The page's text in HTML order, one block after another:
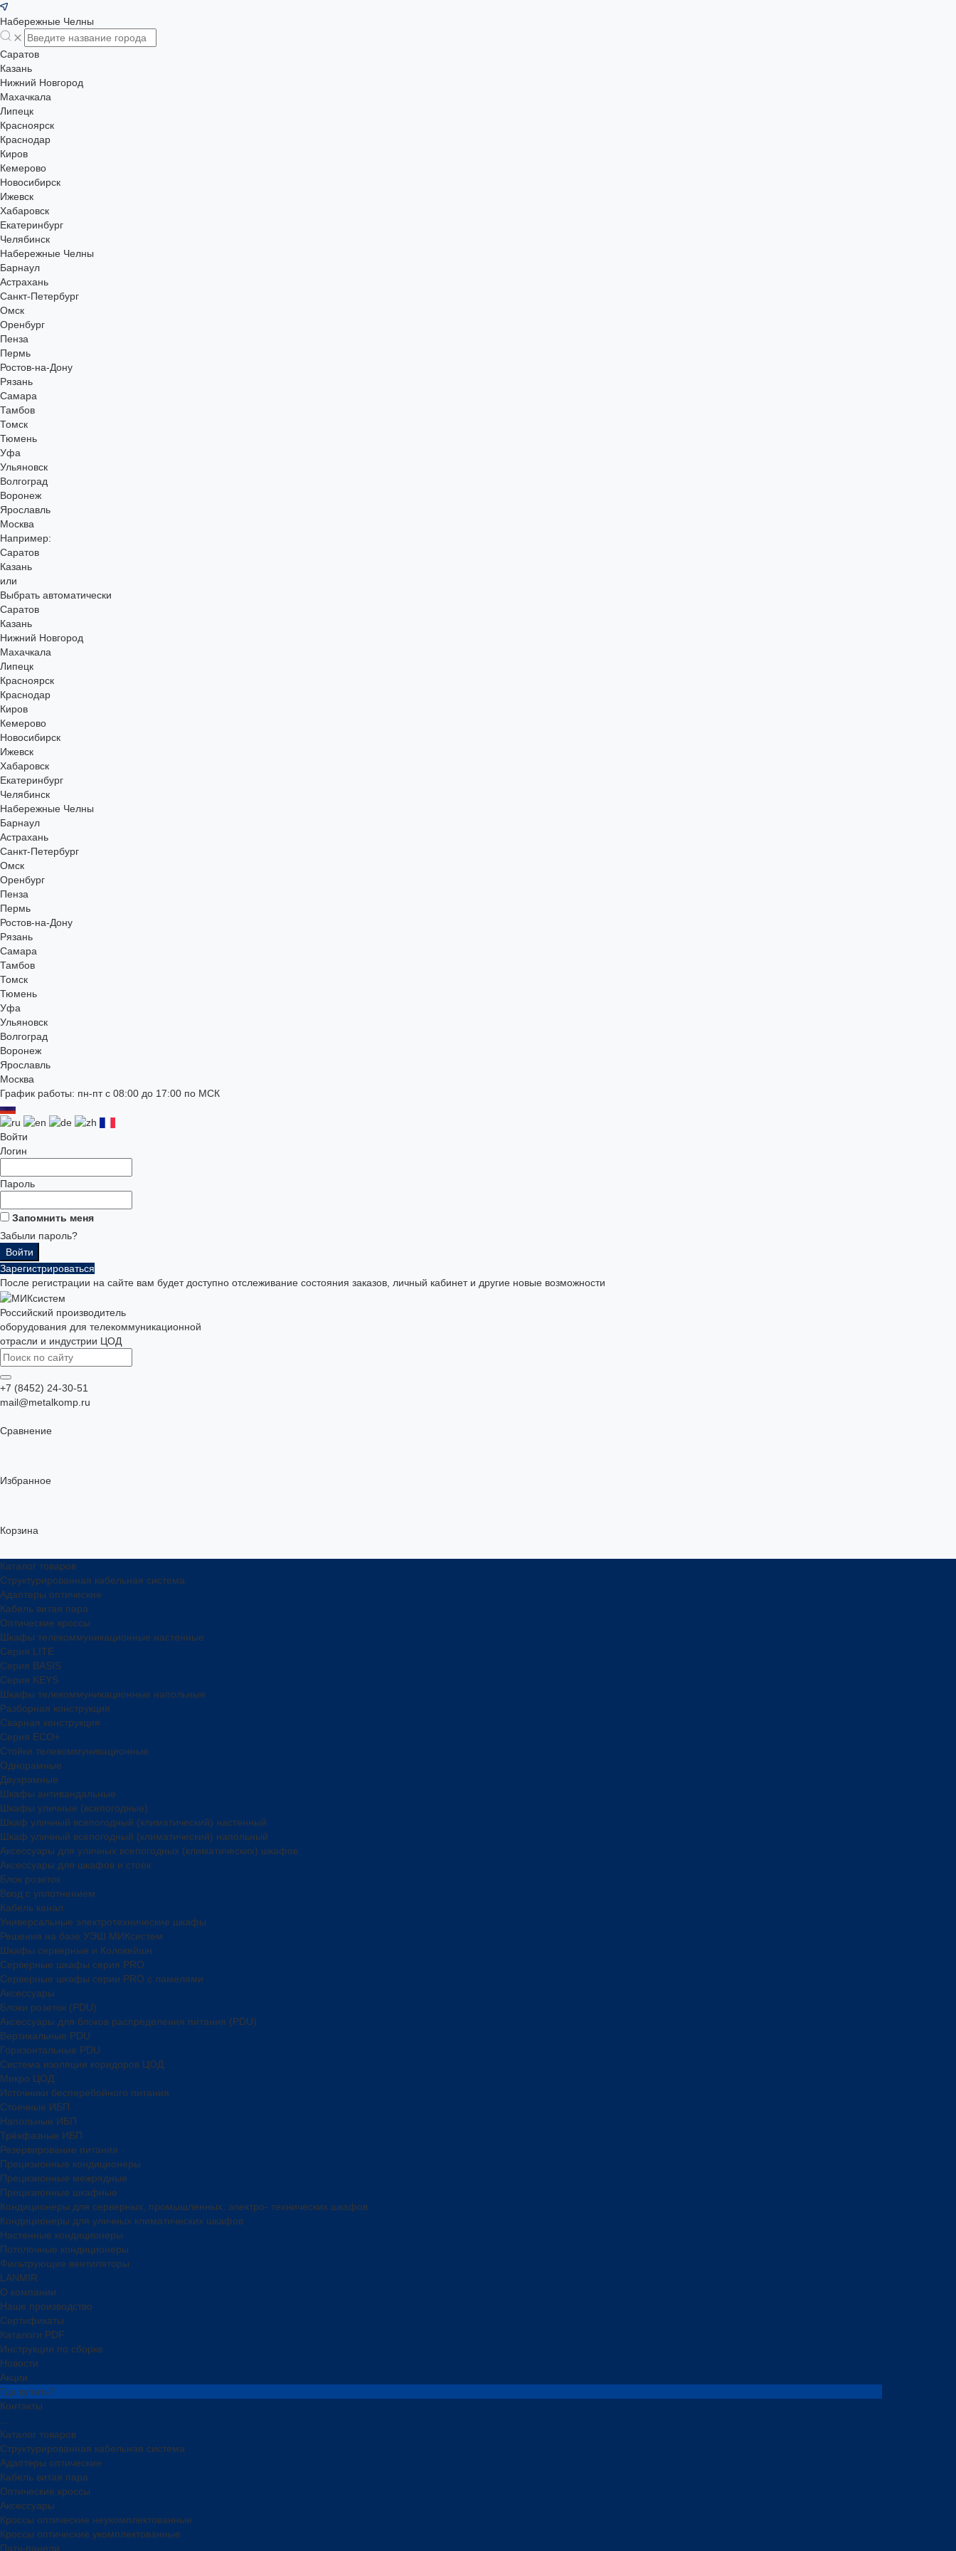
Набережные Челны
Саратов
Казань
Нижний Новгород
Махачкала
Липецк
Красноярск
Краснодар
Киров
Кемерово
Новосибирск
Ижевск
Хабаровск
Екатеринбург
Челябинск
Набережные Челны
Барнаул
Астрахань
Санкт-Петербург
Омск
Оренбург
Пенза
Пермь
Ростов-на-Дону
Рязань
Самара
Тамбов
Томск
Тюмень
Уфа
Ульяновск
Волгоград
Воронеж
Ярославль
Москва
Например:
Саратов
Казань
или
Выбрать автоматически
Саратов
Казань
Нижний Новгород
Махачкала
Липецк
Красноярск
Краснодар
Киров
Кемерово
Новосибирск
Ижевск
Хабаровск
Екатеринбург
Челябинск
Набережные Челны
Барнаул
Астрахань
Санкт-Петербург
Омск
Оренбург
Пенза
Пермь
Ростов-на-Дону
Рязань
Самара
Тамбов
Томск
Тюмень
Уфа
Ульяновск
Волгоград
Воронеж
Ярославль
Москва
График работы: пн-пт с 08:00 до 17:00 по МСК
Войти
Логин
Пароль
Запомнить меня
Забыли пароль?
Зарегистрироваться
После регистрации на сайте вам будет доступно отслеживание состояния заказов, личный кабинет и другие новые возможности
Российский производитель
оборудования для телекоммуникационной
отрасли и индустрии ЦОД
+7 (8452) 24-30-51
mail@metalkomp.ru
Сравнение
Избранное
Корзина
Каталог товаров
Структурированная кабельная система
Адаптеры оптические
Кабель витая пара
Оптические кроссы
Шкафы телекоммуникационные настенные
Cерия LITE
Cерия BASIS
Cерия KEYS
Шкафы телекоммуникационные напольные
Разборная конструкция
Сварная конструкция
Серия ECO+
Стойки телекоммуникационные
Однорамные
Двухрамные
Шкафы антивандальные
Шкафы уличные (всепогодные)
Шкаф уличный всепогодный (климатический) настенный
Шкаф уличный всепогодный (климатический) напольный
Аксессуары для уличных всепогодных (климатических) шкафов
Аксессуары для шкафов и стоек
Блок розеток
Ввод с уплотнением
Кабель канал
Универсальные электротехнические шкафы
Решения на базе УЭШ МИКсистем
Шкафы серверные и Колокейшн
Серверные шкафы серия PRO
Серверные шкафы серии PRO с ламелями
Аксессуары
Блоки розеток (PDU)
Аксессуары для блоков распределения питания (PDU)
Вертикальные PDU
Горизонтальные PDU
Система изоляции коридоров ЦОД
Микро ЦОД
Источники бесперебойного питания
Стоечные ИБП
Напольные ИБП
Трёхфазные ИБП
Резервирование питания
Прецизионные кондиционеры
Прецизионные межрядные
Прецизионные шкафные
Кондиционеры для серверных, промышленных, электро- технических шкафов
Кондиционеры для уличных климатических шкафов
Настенные кондиционеры
Потолочные кондиционеры
Фильтрующие вентиляторы
LANMIR
О компании
Наше производство
Сертификаты
Каталоги PDF
Инструкции по сборке
Новости
Акции
Где купить?
Контакты
Каталог товаров
Структурированная кабельная система
Адаптеры оптические
Кабель витая пара
Оптические кроссы
Аксессуары
Кроссы оптические неукомплектованные
Кроссы оптические укомплектованные
Патч-панели